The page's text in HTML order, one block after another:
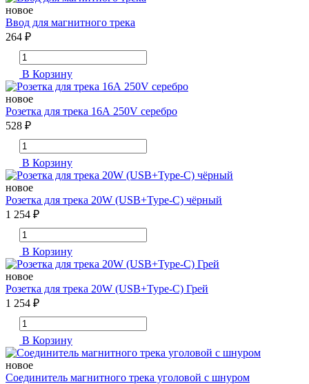
новое
Ввод для магнитного трека
264 ₽
В Корзину
новое
Розетка для трека 16А 250V серебро
528 ₽
В Корзину
новое
Розетка для трека 20W (USB+Type-C) чёрный
1 254 ₽
В Корзину
новое
Розетка для трека 20W (USB+Type-C) Грей
1 254 ₽
В Корзину
новое
Соединитель магнитного трека уголовой с шнуром